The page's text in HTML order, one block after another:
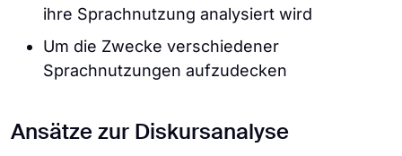
ihre Sprachnutzung analysiert wird
Um die Zwecke verschiedener
Sprachnutzungen aufzudecken
Ansätze zur Diskursanalyse